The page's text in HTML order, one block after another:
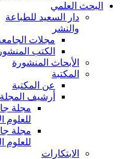
البحث العلمي
دار السعيد للطباعة
والنشر
مجلات
الكتب
الأبحاث المنشورة
المكتبة
عن المكتبة
أرشيف المجلة
مجلة
للعلوم
مجلة
للعلوم
الابتكارات